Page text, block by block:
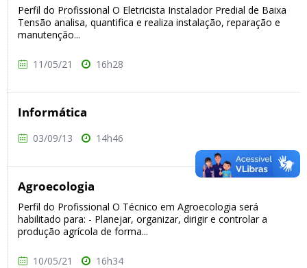
Perfil do Profissional O Eletricista Instalador Predial de Baixa
Tensão analisa, quantifica e realiza instalação, reparação e
manutenção...
11/05/21 16h28
Informática
03/09/13 14h46
Agroecologia
Perfil do Profissional O Técnico em Agroecologia será
habilitado para: - Planejar, organizar, dirigir e controlar a
produção agrícola de forma...
10/05/21 16h34